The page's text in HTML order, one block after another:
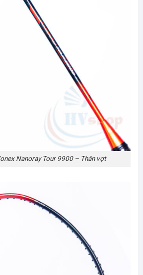
Nanoray Tour 9900 – Thân vợt